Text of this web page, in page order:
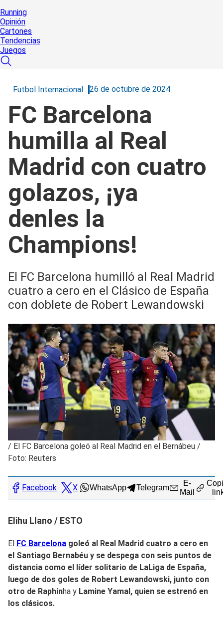
Running
Opinión
Cartones
Tendencias
Juegos
Futbol Internacional 26 de octubre de 2024
FC Barcelona
humilla al Real
Madrid con cuatro
golazos, ¡ya
denles la
Champions!
El FC Barcelona humilló al Real Madrid
cuatro a cero en el Clásico de España
con doblete de Robert Lewandowski
/ El FC Barcelona goleó al Real Madrid en el Bernábeu /
Foto: Reuters
Facebook X WhatsApp Telegram
E-
Mail
Elihu Llano / ESTO
El FC Barcelona goleó al Real Madrid cuatro a cero en
el Santiago Bernabéu y se despega con seis puntos de
distancia como el líder solitario de LaLiga de España,
luego de dos goles de Robert Lewandowski, junto con
otro de Raphinha y Lamine Yamal, quien se estrenó en
los clásicos.